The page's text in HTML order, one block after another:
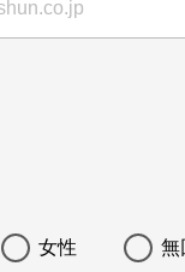
女性 無